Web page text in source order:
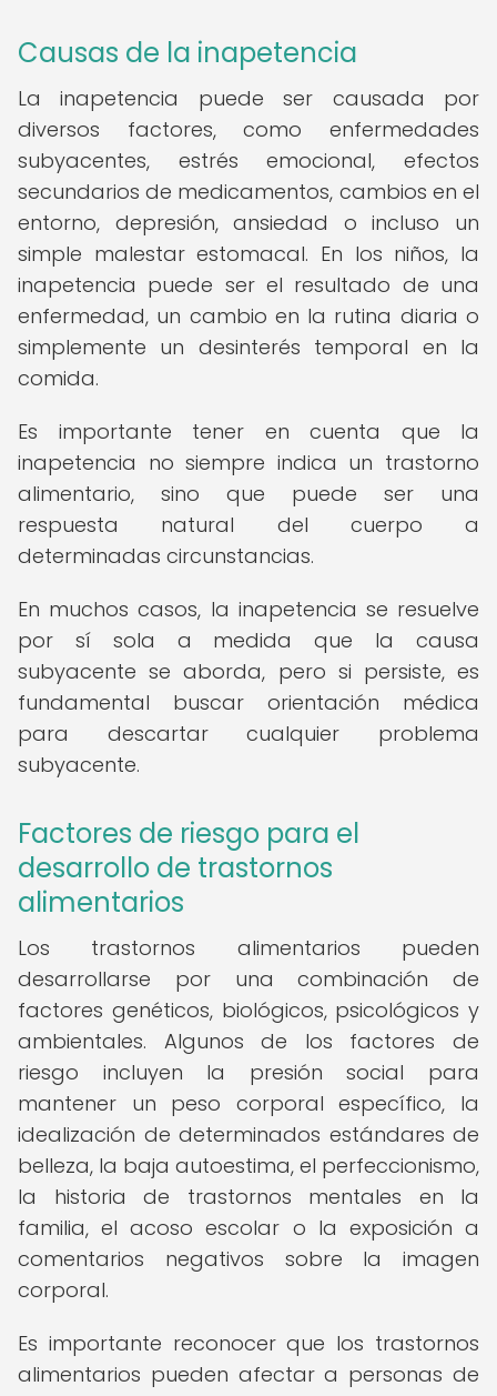
Causas de la inapetencia
La inapetencia puede ser causada por
diversos factores, como enfermedades
subyacentes, estrés emocional, efectos
secundarios de medicamentos, cambios en el
entorno, depresión, ansiedad o incluso un
simple malestar estomacal. En los niños, la
inapetencia puede ser el resultado de una
enfermedad, un cambio en la rutina diaria o
simplemente un desinterés temporal en la
comida.
Es importante tener en cuenta que la
inapetencia no siempre indica un trastorno
alimentario, sino que puede ser una
respuesta natural del cuerpo a
determinadas circunstancias.
En muchos casos, la inapetencia se resuelve
por sí sola a medida que la causa
subyacente se aborda, pero si persiste, es
fundamental buscar orientación médica
para descartar cualquier problema
subyacente.
Factores de riesgo para el
desarrollo de trastornos
alimentarios
Los trastornos alimentarios pueden
desarrollarse por una combinación de
factores genéticos, biológicos, psicológicos y
ambientales. Algunos de los factores de
riesgo incluyen la presión social para
mantener un peso corporal específico, la
idealización de determinados estándares de
belleza, la baja autoestima, el perfeccionismo,
la historia de trastornos mentales en la
familia, el acoso escolar o la exposición a
comentarios negativos sobre la imagen
corporal.
Es importante reconocer que los trastornos
alimentarios pueden afectar a personas de